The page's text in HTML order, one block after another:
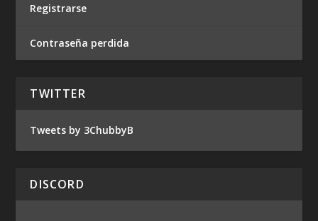
Registrarse
Contraseña perdida
TWITTER
Tweets by 3ChubbyB
DISCORD